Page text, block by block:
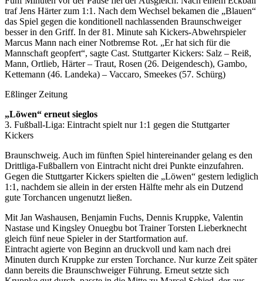
traf Jens Härter zum 1:1. Nach dem Wechsel bekamen die „Blauen“
das Spiel gegen die konditionell nachlassenden Braunschweiger
besser in den Griff. In der 81. Minute sah Kickers-Abwehrspieler
Marcus Mann nach einer Notbremse Rot. „Er hat sich für die
Mannschaft geopfert“, sagte Cast. Stuttgarter Kickers: Salz – Reiß,
Mann, Ortlieb, Härter – Traut, Rosen (26. Deigendesch), Gambo,
Kettemann (46. Landeka) – Vaccaro, Smeekes (57. Schürg)
Eßlinger Zeitung
„Löwen“ erneut sieglos
3. Fußball-Liga: Eintracht spielt nur 1:1 gegen die Stuttgarter
Kickers
Braunschweig. Auch im fünften Spiel hintereinander gelang es den
Drittliga-Fußballern von Eintracht nicht drei Punkte einzufahren.
Gegen die Stuttgarter Kickers spielten die „Löwen“ gestern lediglich
1:1, nachdem sie allein in der ersten Hälfte mehr als ein Dutzend
gute Torchancen ungenutzt ließen.
Mit Jan Washausen, Benjamin Fuchs, Dennis Kruppke, Valentin
Nastase und Kingsley Onuegbu bot Trainer Torsten Lieberknecht
gleich fünf neue Spieler in der Startformation auf.
Eintracht agierte von Beginn an druckvoll und kam nach drei
Minuten durch Kruppke zur ersten Torchance. Nur kurze Zeit später
dann bereits die Braunschweiger Führung. Erneut setzte sich